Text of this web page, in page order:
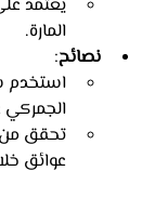
يعتمد
المارة.
نصائح:
استخدم
الجمركي
تحقق من
عوائق